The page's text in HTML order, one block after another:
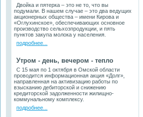
Двойка и пятерка – это не то, что вы
подумали. В нашем случае – это два ведущих
акционерных общества – имени Кирова и
«Оглухинское», обеспечивающих основное
производство сельхозпродукции, и пять
пунктов закупа молока у населения.
подробнее...
Утром - день, вечером - тепло
С 15 мая по 1 октября в Омской области
проводится информационная акция «Долг»,
направленная на активизацию работы по
взысканию дебиторской и снижению
кредиторской задолженности жилищно-
коммунальному комплексу.
подробнее...